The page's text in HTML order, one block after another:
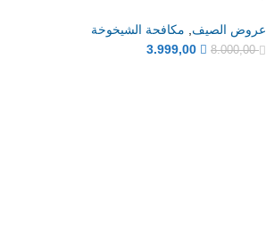
عروض الصيف مكافحة الشيخوخة
8.000,00
3.999,00